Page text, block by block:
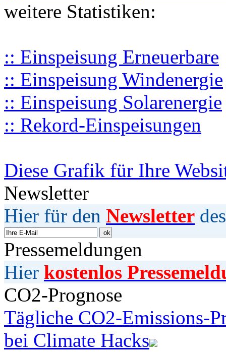
weitere Statistiken:
:: Einspeisung Erneuerbare
:: Einspeisung Windenergie
:: Einspeisung Solarenergie
:: Rekord-Einspeisungen
Diese Grafik für Ihre
Newsletter
Hier für den Newsletter
Pressemeldungen
Hier kostenlos
CO2-Prognose
Tägliche CO2-Emissions-
bei Climate Hacks